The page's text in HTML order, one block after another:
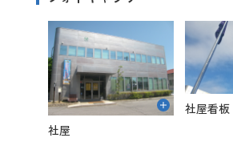
社屋
社屋看板